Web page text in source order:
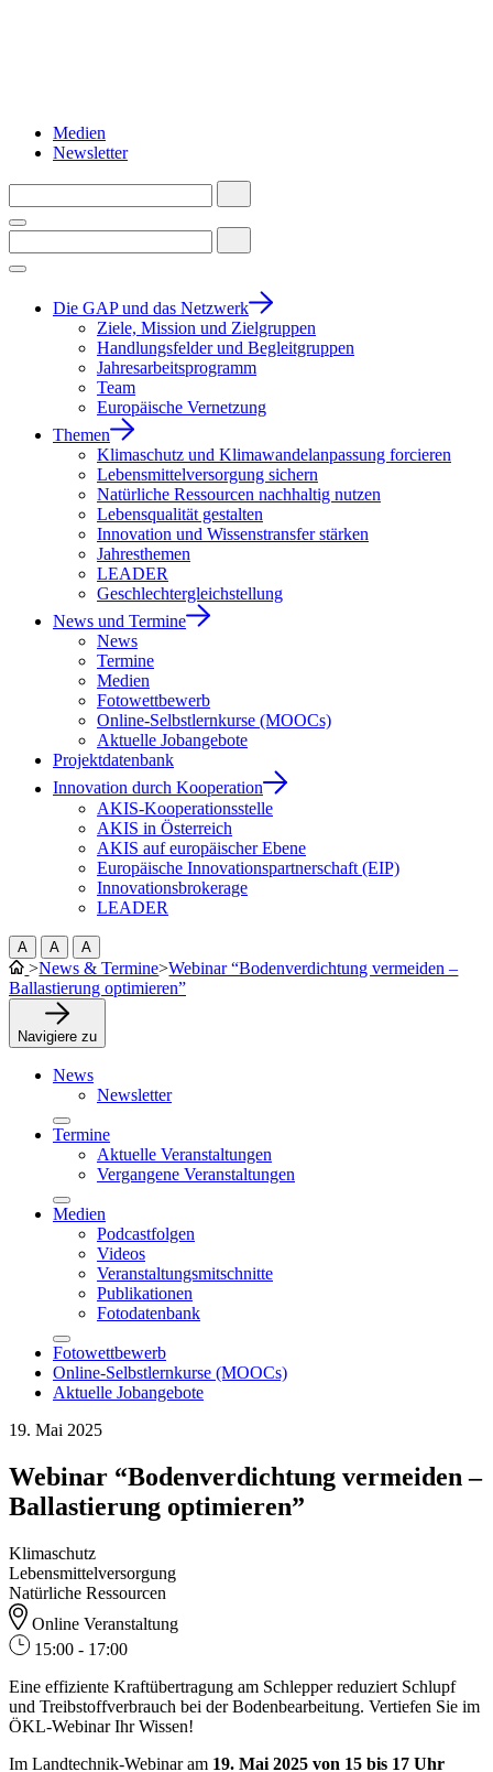
Medien
Newsletter
Die GAP und das Netzwerk
Ziele, Mission und Zielgruppen
Handlungsfelder und Begleitgruppen
Jahresarbeitsprogramm
Team
Europäische Vernetzung
Themen
Klimaschutz und Klimawandelanpassung forcieren
Lebensmittelversorgung sichern
Natürliche Ressourcen nachhaltig nutzen
Lebensqualität gestalten
Innovation und Wissenstransfer stärken
Jahresthemen
LEADER
Geschlechtergleichstellung
News und Termine
News
Termine
Medien
Fotowettbewerb
Online-Selbstlernkurse (MOOCs)
Aktuelle Jobangebote
Projektdatenbank
Innovation durch Kooperation
AKIS-Kooperationsstelle
AKIS in Österreich
AKIS auf europäischer Ebene
Europäische Innovationspartnerschaft (EIP)
Innovationsbrokerage
LEADER
A A A
>News & Termine>Webinar “Bodenverdichtung vermeiden –
Ballastierung optimieren”
Navigiere zu
News
Newsletter
Termine
Aktuelle Veranstaltungen
Vergangene Veranstaltungen
Medien
Podcastfolgen
Videos
Veranstaltungsmitschnitte
Publikationen
Fotodatenbank
Fotowettbewerb
Online-Selbstlernkurse (MOOCs)
Aktuelle Jobangebote
19. Mai 2025
Webinar “Bodenverdichtung vermeiden –
Ballastierung optimieren”
Klimaschutz
Lebensmittelversorgung
Natürliche Ressourcen
Online Veranstaltung
15:00 - 17:00
Eine effiziente Kraftübertragung am Schlepper reduziert Schlupf
und Treibstoffverbrauch bei der Bodenbearbeitung. Vertiefen Sie im
ÖKL-Webinar Ihr Wissen!
Im Landtechnik-Webinar am 19. Mai 2025 von 15 bis 17 Uhr